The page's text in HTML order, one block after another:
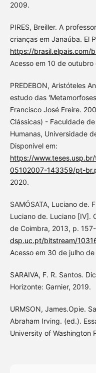
2009.
PIRES, Breiller. A
crianças em Janaúba. El
https://brasil.elpais.com/
Acesso em 10 de outubro
PREDEBON, Aristóteles
estudo das
Francisco José Freire.
Clássicas) - Faculdade
Humanas, Universidade
Disponível em:
https://
05102007-143359/pt-
2020.
SAMÓSATA, Luciano de.
Luciano de. Luciano [IV].
de Coimbra, 2013, p.
dsp.uc.pt/bitstream/
Acesso em 30 de julho
SARAIVA, F. R. Santos.
Horizonte: Garnier, 2019.
URMSON, James.Opie.
Abraham Irving. (ed.).
University of Washington